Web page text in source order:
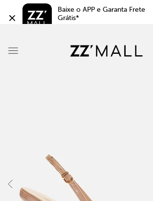
Baixe o APP e Garanta Frete
Grátis*